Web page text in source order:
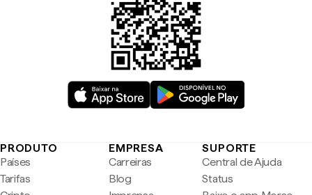
PRODUTO
Países
Tarifas
EMPRESA
Carreiras
Blog
SUPORTE
Central de Ajuda
Status